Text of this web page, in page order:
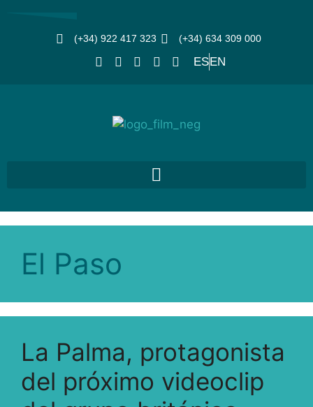
(+34) 922 417 323 (+34) 634 309 000
ESEN
El Paso
La Palma, protagonista
del próximo videoclip